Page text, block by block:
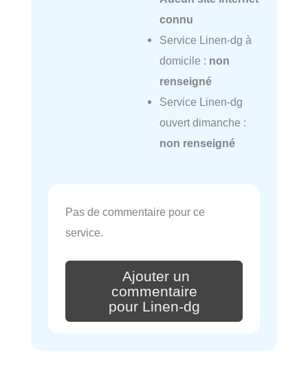
connu
Service Linen-dg à
domicile : non
renseigné
Service Linen-dg
ouvert dimanche :
non renseigné
Pas de commentaire pour ce
service.
Ajouter un
commentaire
pour Linen-dg